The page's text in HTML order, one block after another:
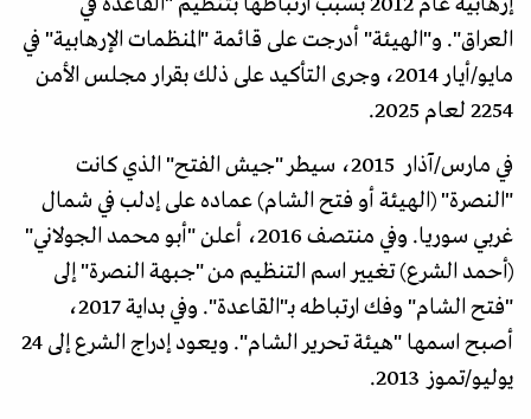
العراق". و"الهيئة" أدرجت على قائمة "المنظمات الإرهابية" في
مايو/أيار 2014، وجرى التأكيد على ذلك بقرار مجلس الأمن
2254 لعام 2025.
في مارس/آذار 2015، سيطر "جيش الفتح" الذي كانت
"النصرة" (الهيئة أو فتح الشام) عماده على إدلب في شمال
غربي سوريا. وفي منتصف 2016، أعلن "أبو محمد الجولاني"
(أحمد الشرع) تغيير اسم التنظيم من "جبهة النصرة" إلى
"فتح الشام" وفك ارتباطه بـ"القاعدة". وفي بداية 2017،
أصبح اسمها "هيئة تحرير الشام". ويعود إدراج الشرع إلى 24
يوليو/تموز 2013.